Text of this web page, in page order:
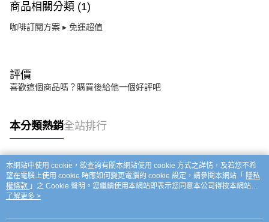
商品相關分類 (1)
咖啡訂閱方案 ▸ 免運超值
評價
喜歡這個商品嗎？購買後給他一個好評吧
本分類熱銷全站排行
熱門標籤
本網站中使用 cookie，欲查詢有關本網站使用 cookie 方式之詳情，及若您不希
望在電腦上使用 cookie 時應如何變更電腦的 cookie 設定，請參閱本網站「 隱私
權條款 」之 Cookie 聲明。您繼續使用本網站即表示您同意本公司得按本網站使
用條款之 Cookie 聲明使用 cookie。
了解更多 >